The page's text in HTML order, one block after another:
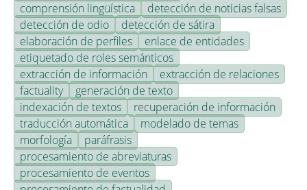
comprensión lingüística
detección de noticias falsas
detección de odio
detección de sátira
elaboración de perfiles
enlace de entidades
etiquetado de roles semánticos
extracción de información
extracción de relaciones
factuality
generación de texto
indexación de textos
recuperación de información
traducción automática
modelado de temas
morfología
paráfrasis
procesamiento de abreviaturas
procesamiento de eventos